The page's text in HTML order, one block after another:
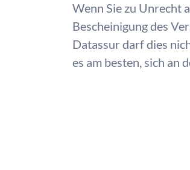
Wenn Sie zu Unrecht
Bescheinigung des
Datassur darf dies
es am besten, sich an